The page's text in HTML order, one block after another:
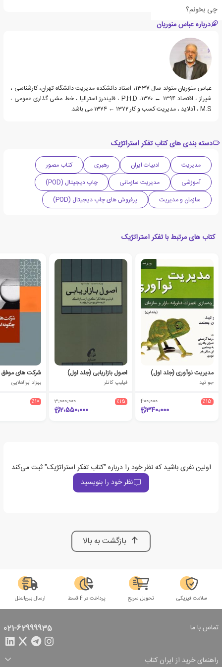
چی بخونم؟
درباره عباس منوریان
عباس منوریان متولد سال 1337، استاد دانشکده مدیریت دانشگاه تهران، کارشناسی ،
شیراز ، اقتصاد ۱۳۹۴ ← ۱۳۷۰، P.H.D ، فلیندرز استرالیا ، خط مشی گذاری عمومی ،
M.S ، آدلاید ، مدیریت کسب و کار ۱۳۷۲ ← ۱۳۷۴ می باشد.
دسته بندی های کتاب تفکر استراتژیک
مدیریت ادبیات ایران رهبری
کتاب مصور
آموزشی
مدیریت سازمانی
چاپ دیجیتال (POD)
سازمان و مدیریت
پرفروش های چاپ دیجیتال (POD)
کتاب های مرتبط با تفکر استراتژیک
مدیریت نوآوری (جلد اول)
جو تید
٪15 400،000
340،000
اصول بازاریابی (جلد اول)
فیلیپ کاتلر
٪15 3،000،000
2،550،000
بهزاد ابوالعلایی
٪10
اولین نفری باشید که نظر خود را درباره "کتاب تفکر استراتژیک" ثبت می‌کند
نظر خود را بنویسید
بازگشت به بالا
سلامت فیزیکی تحویل سریع پرداخت در 4 قسط ارسال بین‌الملل
تماس با ما 021-62999935
راهنمای خرید از ایران کتاب